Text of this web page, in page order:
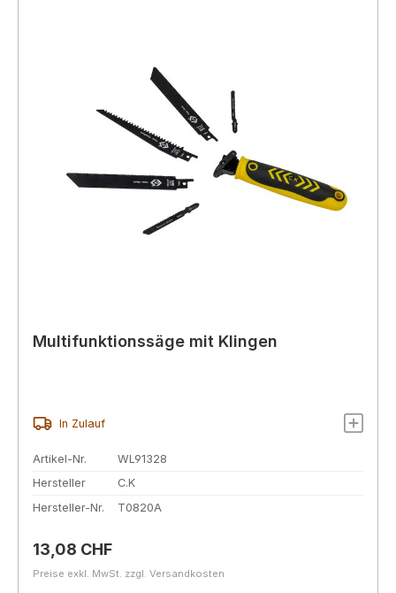
Multifunktionssäge mit Klingen
In Zulauf
Artikel-Nr.
WL91328
Hersteller
C.K
Hersteller-Nr.
T0820A
Regulärer Preis:
13,08 CHF
Preise exkl. MwSt. zzgl. Versandkosten